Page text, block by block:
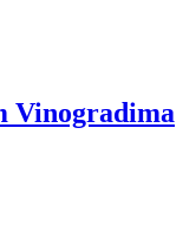
Vinogradima